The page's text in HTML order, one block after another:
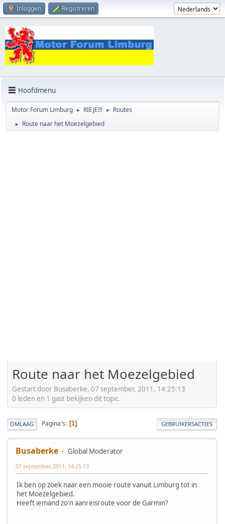
Inloggen Registreren
Hoofdmenu
Motor Forum Limburg ► RIEJE!!! ► Routes
► Route naar het Moezelgebied
Route naar het Moezelgebied
Gestart door Busaberke, 07 september, 2011, 14:25:13
0 leden en 1 gast bekijken dit topic.
OMLAAG Pagina's 1 GEBRUIKERSACTIES
Busaberke Global Moderator
07 september, 2011, 14:25:13
Ik ben op zoek naar een mooie route vanuit Limburg tot in
het Moezelgebied.
Heeft iemand zo'n aanreisroute voor de Garmin?